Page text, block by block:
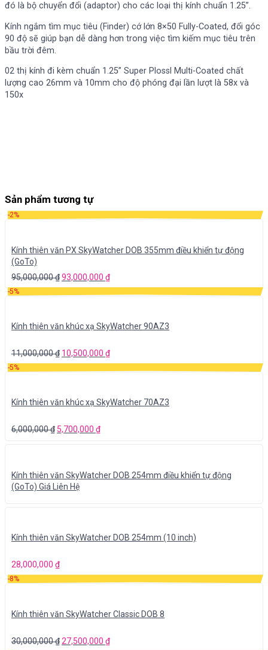
đó là bộ chuyển đổi (adaptor) cho các loại thị kính chuẩn 1.25”.
Kính ngắm tìm mục tiêu (Finder) cớ lớn 8×50 Fully-Coated, đổi góc
90 độ sẽ giúp bạn dễ dàng hơn trong việc tìm kiếm mục tiêu trên
bầu trời đêm.
02 thị kính đi kèm chuẩn 1.25” Super Plossl Multi-Coated chất
lượng cao 26mm và 10mm cho độ phóng đại lần lượt là 58x và
150x
Sản phẩm tương tự
-2%
Kính thiên văn PX SkyWatcher DOB 355mm điều khiển tự động
(GoTo)
95,000,000₫93,000,000 ₫
-5%
Kính thiên văn khúc xạ SkyWatcher 90AZ3
11,000,000₫ 10,500,000 ₫
-5%
Kính thiên văn khúc xạ SkyWatcher 70AZ3
6,000,000₫ 5,700,000 ₫
Kính thiên văn SkyWatcher DOB 254mm điều khiển tự động
(GoTo) Giá Liên Hệ
Kính thiên văn SkyWatcher DOB 254mm (10 inch)
28,000,000 ₫
-8%
Kính thiên văn SkyWatcher Classic DOB 8
30,000,000₫27,500,000 ₫